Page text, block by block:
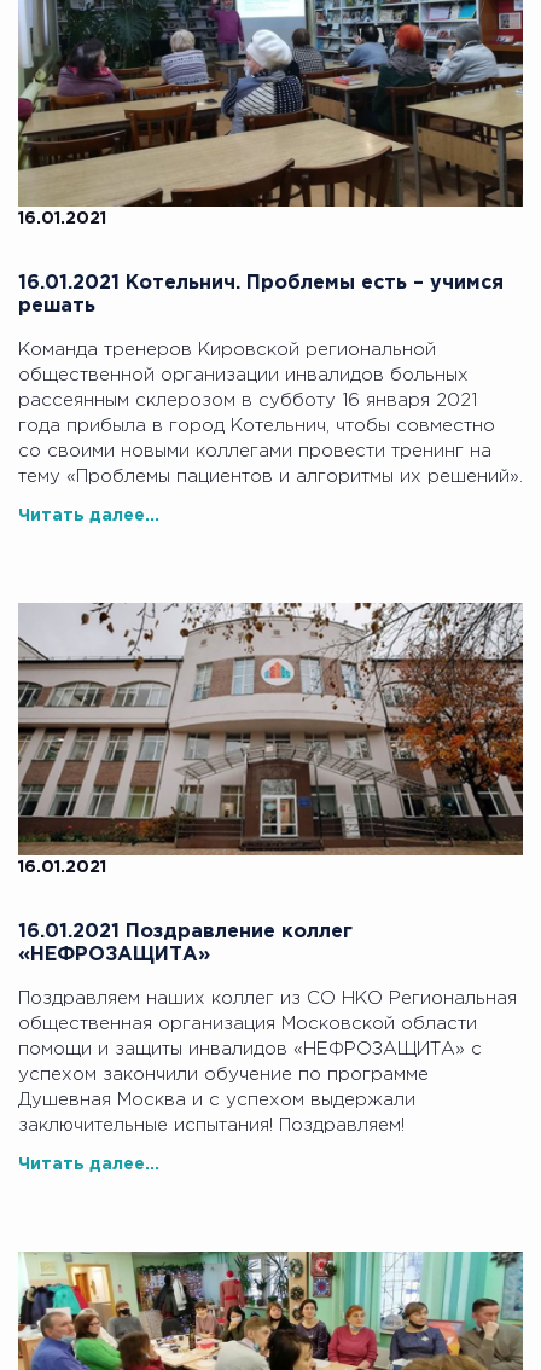
16.01.2021
16.01.2021 Котельнич. Проблемы есть – учимся
решать
Команда тренеров Кировской региональной
общественной организации инвалидов больных
рассеянным склерозом в субботу 16 января 2021
года прибыла в город Котельнич, чтобы совместно
со своими новыми коллегами провести тренинг на
тему «Проблемы пациентов и алгоритмы их решений».
Читать далее...
16.01.2021
16.01.2021 Поздравление коллег
«НЕФРОЗАЩИТА»
Поздравляем наших коллег из СО НКО Региональная
общественная организация Московской области
помощи и защиты инвалидов «НЕФРОЗАЩИТА» с
успехом закончили обучение по программе
Душевная Москва и с успехом выдержали
заключительные испытания! Поздравляем!
Читать далее...